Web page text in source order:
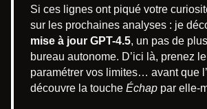
Si ces lignes ont piqué votre
sur les prochaines analyses : je
mise à jour GPT-4.5, un pas de
bureau autonome. D’ici là, prenez
paramétrer vos limites… avant que
découvre la touche Échap par elle-